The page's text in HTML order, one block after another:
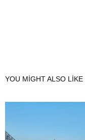
YOU MIGHT ALSO LIKE